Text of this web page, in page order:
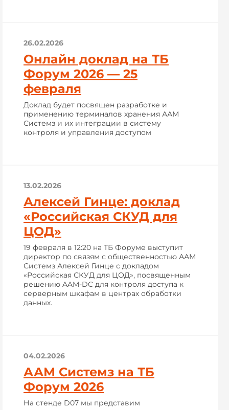
26.02.2026
Онлайн доклад на ТБ
Форум 2026 — 25
февраля
Доклад будет посвящен разработке и
применению терминалов хранения ААМ
Системз и их интеграции в систему
контроля и управления доступом
13.02.2026
Алексей Гинце: доклад
«Российская СКУД для
ЦОД»
19 февраля в 12:20 на ТБ Форуме выступит
директор по связям с общественностью ААМ
Системз Алексей Гинце с докладом
«Российская СКУД для ЦОД», посвященным
решению AAM-DC для контроля доступа к
серверным шкафам в центрах обработки
данных.
04.02.2026
ААМ Системз на ТБ
Форум 2026
На стенде D07 мы представим